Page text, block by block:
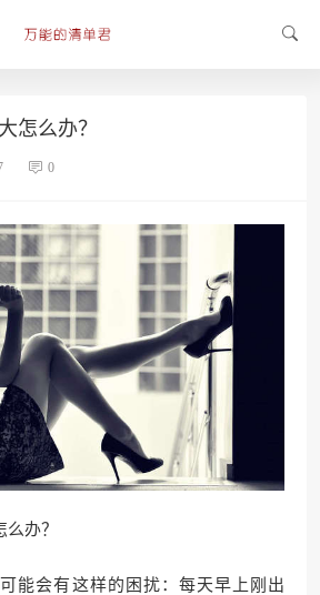
怎么办？
0
办？
能会有这样的困扰：每天早上刚出